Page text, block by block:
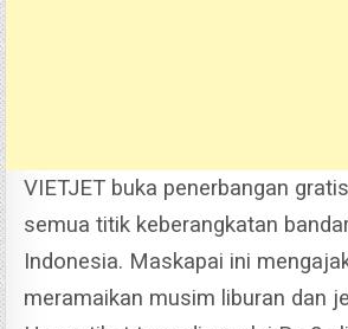
VIETJET buka penerbangan
semua titik keberangkatan
Indonesia. Maskapai ini
meramaikan musim liburan dan